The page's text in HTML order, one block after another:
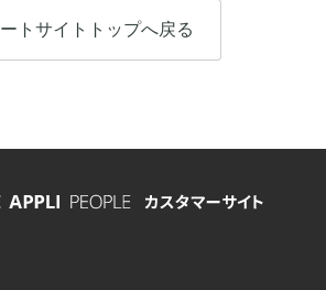
トサイトトップへ戻る